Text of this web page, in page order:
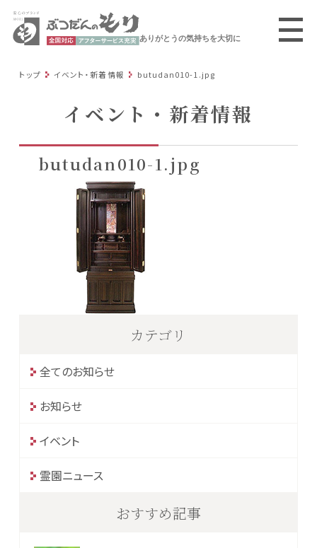
ありがとうの気持ちを大切に
トップ イベント・新着情報 butudan010-1.jpg
イベント・新着情報
butudan010-1.jpg
カテゴリ
全てのお知らせ
お知らせ
イベント
霊園ニュース
おすすめ記事